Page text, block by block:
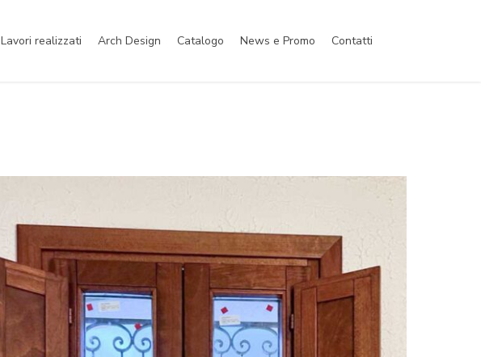
Lavori realizzati Arch Design Catalogo News e Promo Contatti